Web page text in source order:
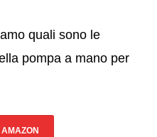
quali sono le
pompa a mano per